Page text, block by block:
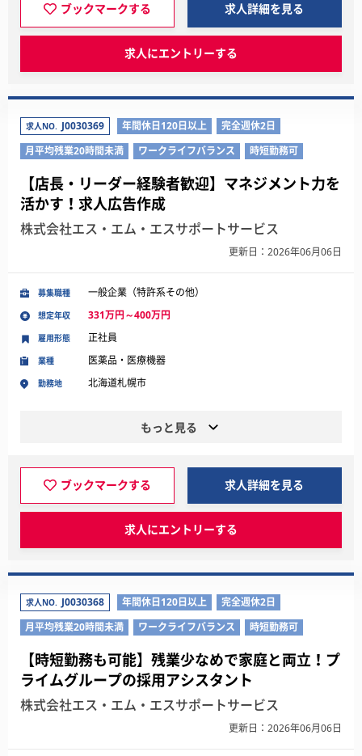
ブックマークする 求人詳細を見る
求人にエントリーする
求人NO. J0030369 年間休日120日以上
完全週休2日
月平均残業20時間未満
ワークライフバランス 時短勤務可
【店長・リーダー経験者歓迎】マネジメント力を
活かす！求人広告作成
株式会社エス・エム・エスサポートサービス
更新日：2026年06月06日
募集職種 一般企業（特許系その他）
想定年収 331万円～400万円
業種 医薬品・医療機器
勤務地 北海道札幌市
雇用形態 正社員
もっと見る
ブックマークする 求人詳細を見る
求人にエントリーする
求人NO. J0030368 年間休日120日以上
完全週休2日
月平均残業20時間未満
ワークライフバランス 時短勤務可
【時短勤務も可能】残業少なめで家庭と両立！プ
ライムグループの採用アシスタント
株式会社エス・エム・エスサポートサービス
更新日：2026年06月06日